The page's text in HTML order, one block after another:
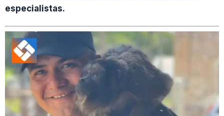
especialistas.